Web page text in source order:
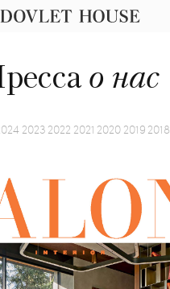
о нас
2023 2022 2021 2020 2019 2018